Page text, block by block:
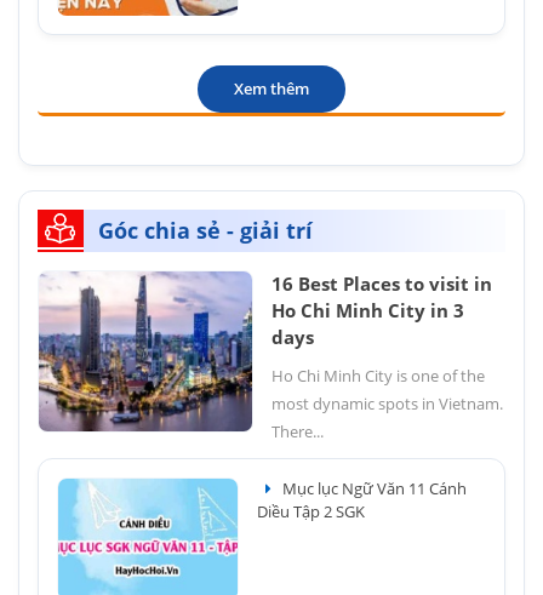
Xem thêm
Góc chia sẻ - giải trí
16 Best Places to visit in
Ho Chi Minh City in 3
days
Ho Chi Minh City is one of the
most dynamic spots in Vietnam.
There...
Mục lục Ngữ Văn 11 Cánh
Diều Tập 2 SGK